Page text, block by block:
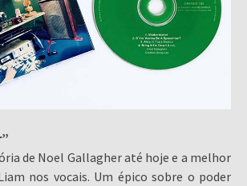
de Noel Gallagher até hoje e a melhor
nos vocais. Um épico sobre o poder